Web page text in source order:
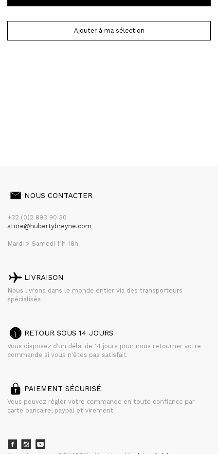
Ajouter à ma sélection
NOUS CONTACTER
+32 (0)2 893 90 30
store@hubertybreyne.com
Mardi > Samedi 11h-18h
LIVRAISON
Nous livrons dans le monde entier via des transporteurs
spécialisés
RETOUR SOUS 14 JOURS
Vous disposez d'un délai de 14 jours pour nous retourner votre
commande si vous n'êtes pas satisfait
PAIEMENT SÉCURISÉ
Vous pouvez régler votre commande en toute confiance par
carte bancaire, paypal et virement